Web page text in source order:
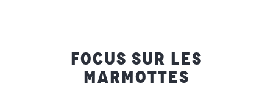
FOCUS SUR LES
MARMOTTES